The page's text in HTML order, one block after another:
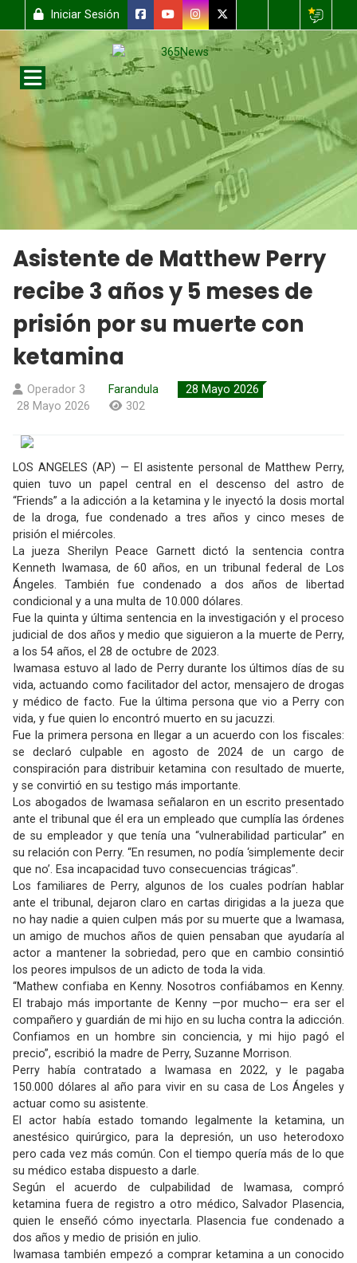
Iniciar Sesión
Asistente de Matthew Perry
recibe 3 años y 5 meses de
prisión por su muerte con
ketamina
Operador 3 Farandula
28 Mayo 2026
28 Mayo 2026
302
LOS ANGELES (AP) — El asistente personal de Matthew Perry,
quien tuvo un papel central en el descenso del astro de
“Friends” a la adicción a la ketamina y le inyectó la dosis mortal
de la droga, fue condenado a tres años y cinco meses de
prisión el miércoles.
La jueza Sherilyn Peace Garnett dictó la sentencia contra
Kenneth Iwamasa, de 60 años, en un tribunal federal de Los
Ángeles. También fue condenado a dos años de libertad
condicional y a una multa de 10.000 dólares.
Fue la quinta y última sentencia en la investigación y el proceso
judicial de dos años y medio que siguieron a la muerte de Perry,
a los 54 años, el 28 de octubre de 2023.
Iwamasa estuvo al lado de Perry durante los últimos días de su
vida, actuando como facilitador del actor, mensajero de drogas
y médico de facto. Fue la última persona que vio a Perry con
vida, y fue quien lo encontró muerto en su jacuzzi.
Fue la primera persona en llegar a un acuerdo con los fiscales:
se declaró culpable en agosto de 2024 de un cargo de
conspiración para distribuir ketamina con resultado de muerte,
y se convirtió en su testigo más importante.
Los abogados de Iwamasa señalaron en un escrito presentado
ante el tribunal que él era un empleado que cumplía las órdenes
de su empleador y que tenía una “vulnerabilidad particular” en
su relación con Perry. “En resumen, no podía ‘simplemente decir
que no’. Esa incapacidad tuvo consecuencias trágicas”.
Los familiares de Perry, algunos de los cuales podrían hablar
ante el tribunal, dejaron claro en cartas dirigidas a la jueza que
no hay nadie a quien culpen más por su muerte que a Iwamasa,
un amigo de muchos años de quien pensaban que ayudaría al
actor a mantener la sobriedad, pero que en cambio consintió
los peores impulsos de un adicto de toda la vida.
“Mathew confiaba en Kenny. Nosotros confiábamos en Kenny.
El trabajo más importante de Kenny —por mucho— era ser el
compañero y guardián de mi hijo en su lucha contra la adicción.
Confiamos en un hombre sin conciencia, y mi hijo pagó el
precio”, escribió la madre de Perry, Suzanne Morrison.
Perry había contratado a Iwamasa en 2022, y le pagaba
150.000 dólares al año para vivir en su casa de Los Ángeles y
actuar como su asistente.
El actor había estado tomando legalmente la ketamina, un
anestésico quirúrgico, para la depresión, un uso heterodoxo
pero cada vez más común. Con el tiempo quería más de lo que
su médico estaba dispuesto a darle.
Según el acuerdo de culpabilidad de Iwamasa, compró
ketamina fuera de registro a otro médico, Salvador Plasencia,
quien le enseñó cómo inyectarla. Plasencia fue condenado a
dos años y medio de prisión en julio.
Iwamasa también empezó a comprar ketamina a un conocido